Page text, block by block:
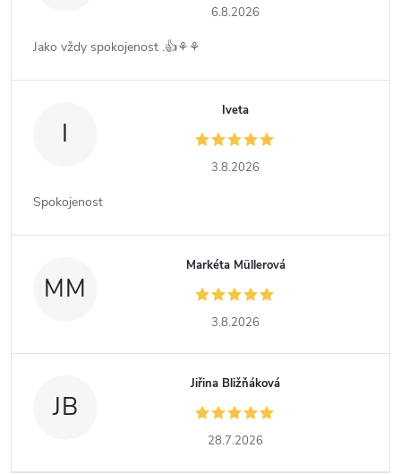
6.8.2026
Jako vždy spokojenost .👍⚘️⚘️
I
Iveta
3.8.2026
Spokojenost
MM
Markéta Müllerová
3.8.2026
JB
Jiřina Bližňáková
28.7.2026